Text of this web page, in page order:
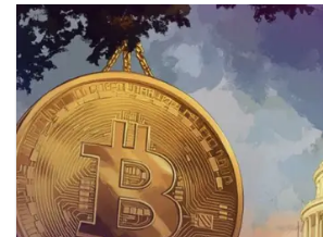
Sự kiện Chi tiết Hack 100 triệu USD...